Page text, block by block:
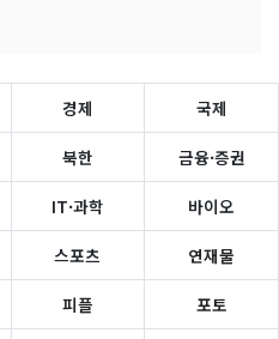
경제 국제
북한 금융·증권
IT·과학 바이오
스포츠 연재물
피플 포토